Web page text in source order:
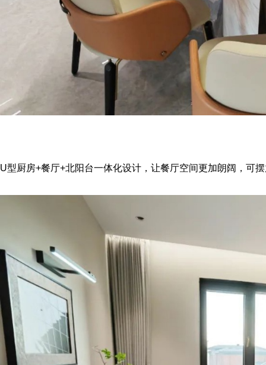
U型厨房+餐厅+北阳台一体化设计，让餐厅空间更加朗阔，可